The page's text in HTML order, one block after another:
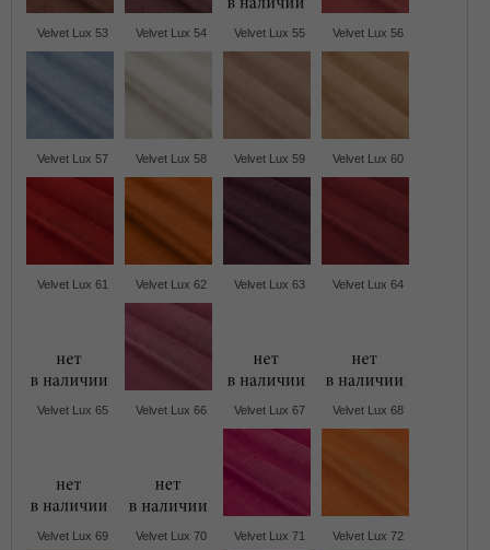
Velvet Lux 53 Velvet Lux 54 Velvet Lux 55 Velvet Lux 56
Velvet Lux 57 Velvet Lux 58 Velvet Lux 59 Velvet Lux 60
Velvet Lux 61 Velvet Lux 62 Velvet Lux 63 Velvet Lux 64
Velvet Lux 65 Velvet Lux 66 Velvet Lux 67 Velvet Lux 68
Velvet Lux 69 Velvet Lux 70 Velvet Lux 71 Velvet Lux 72